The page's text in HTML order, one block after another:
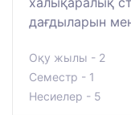
дағдыларын
Оқу жылы - 2
Семестр - 1
Несиелер - 5